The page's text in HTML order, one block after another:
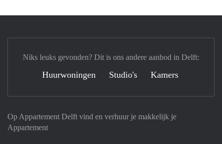
Op Appartement Delft vind en verhuur je makkelijk je
Appartement
Niks leuks gevonden? Dit is ons andere aanbod in Delft:
Huurwoningen Studio's Kamers